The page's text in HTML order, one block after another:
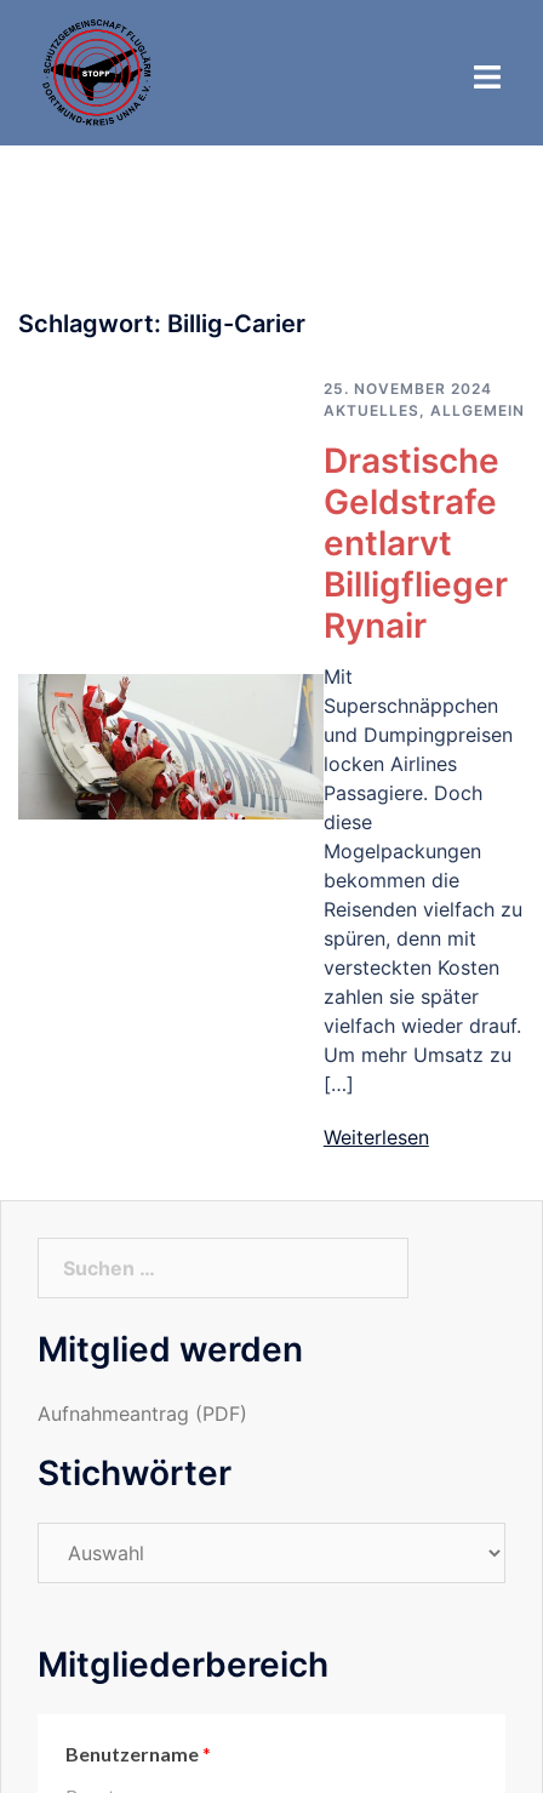
springen
Schlagwort: Billig-Carier
25. NOVEMBER 2024
AKTUELLES, ALLGEMEIN
Drastische
Geldstrafe
entlarvt
Billigflieger
Rynair
Mit
Superschnäppchen
und Dumpingpreisen
locken Airlines
Passagiere. Doch
diese
Mogelpackungen
bekommen die
Reisenden vielfach zu
spüren, denn mit
versteckten Kosten
zahlen sie später
vielfach wieder drauf.
Um mehr Umsatz zu
[…]
Weiterlesen
nach:
Mitglied werden
Aufnahmeantrag (PDF)
Stichwörter
Mitgliederbereich
Benutzername*